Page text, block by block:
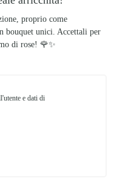
LIDIA si basa
rete di
per garantirti